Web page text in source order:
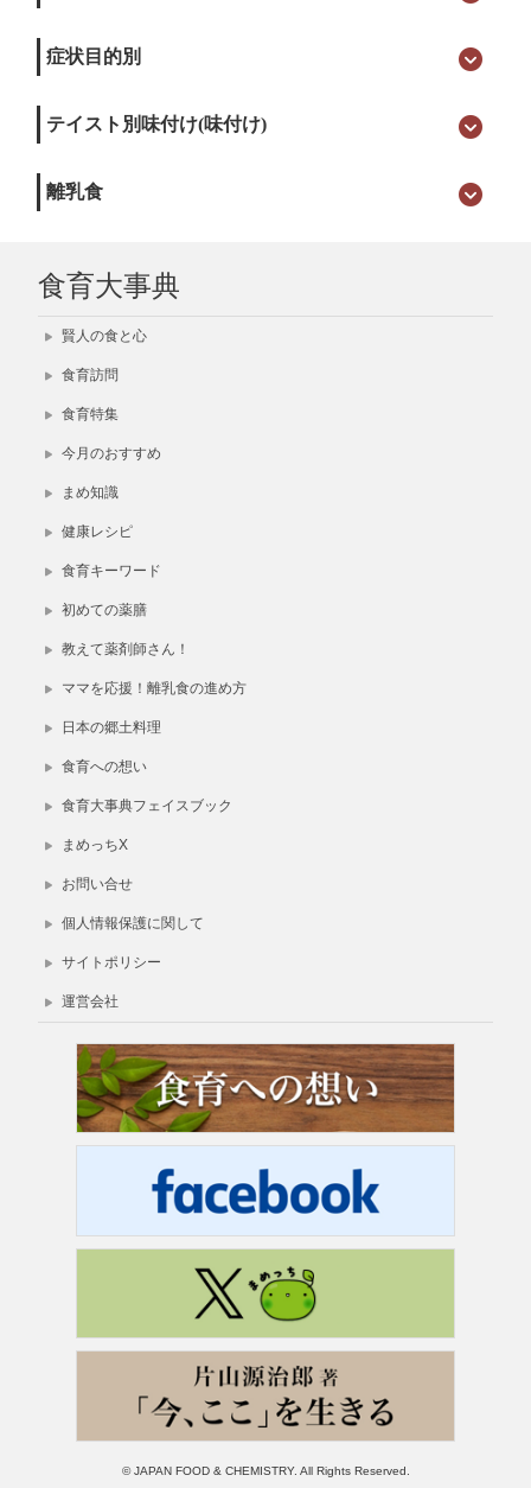
症状目的別
テイスト別味付け(味付け)
離乳食
食育大事典
賢人の食と心
食育訪問
食育特集
今月のおすすめ
まめ知識
健康レシピ
食育キーワード
初めての薬膳
教えて薬剤師さん！
ママを応援！離乳食の進め方
日本の郷土料理
食育への想い
食育大事典フェイスブック
まめっちX
お問い合せ
個人情報保護に関して
サイトポリシー
運営会社
© JAPAN FOOD & CHEMISTRY. All Rights Reserved.